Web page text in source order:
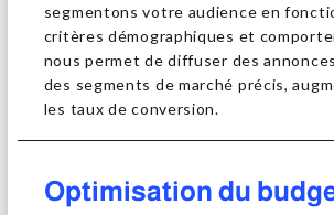
segmentons votre audience en
critères démographiques et
nous permet de diffuser des
des segments de marché précis,
les taux de conversion.
Optimisation du